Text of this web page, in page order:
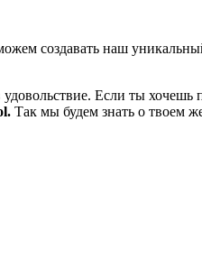
создавать наш
Если ты хочешь
Так мы будем знать о твоем